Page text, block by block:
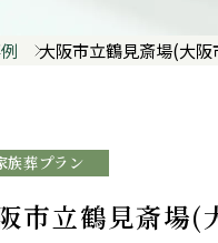
大阪市立鶴見斎場(大
族葬プラン
市立鶴見斎場(